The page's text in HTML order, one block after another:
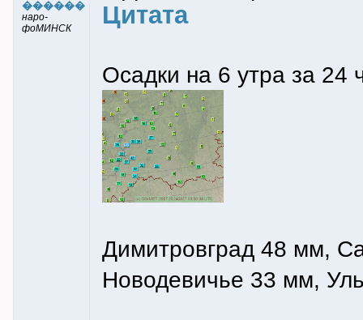
������
наро-
фоМИНСК
Цитата
Осадки на 6 утра за 24
Димитровград 48 мм,
Новодевичье 33 мм,